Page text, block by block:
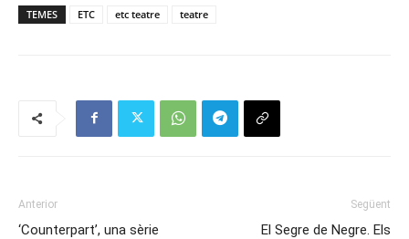
TEMES ETC etc teatre teatre
Anterior
‘Counterpart’, una sèrie
Següent
El Segre de Negre. Els